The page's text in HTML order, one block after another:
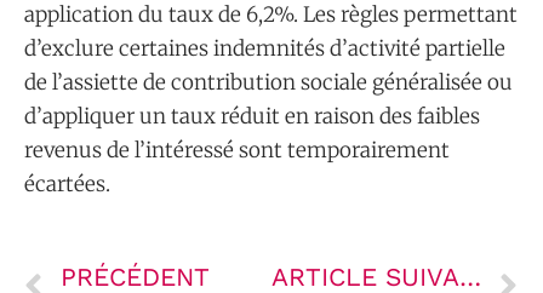
application du taux de 6,2%. Les règles permettant
d’exclure certaines indemnités d’activité partielle
de l’assiette de contribution sociale généralisée ou
d’appliquer un taux réduit en raison des faibles
revenus de l’intéressé sont temporairement
écartées.
PRÉCÉDENT ARTICLE SUIVANT